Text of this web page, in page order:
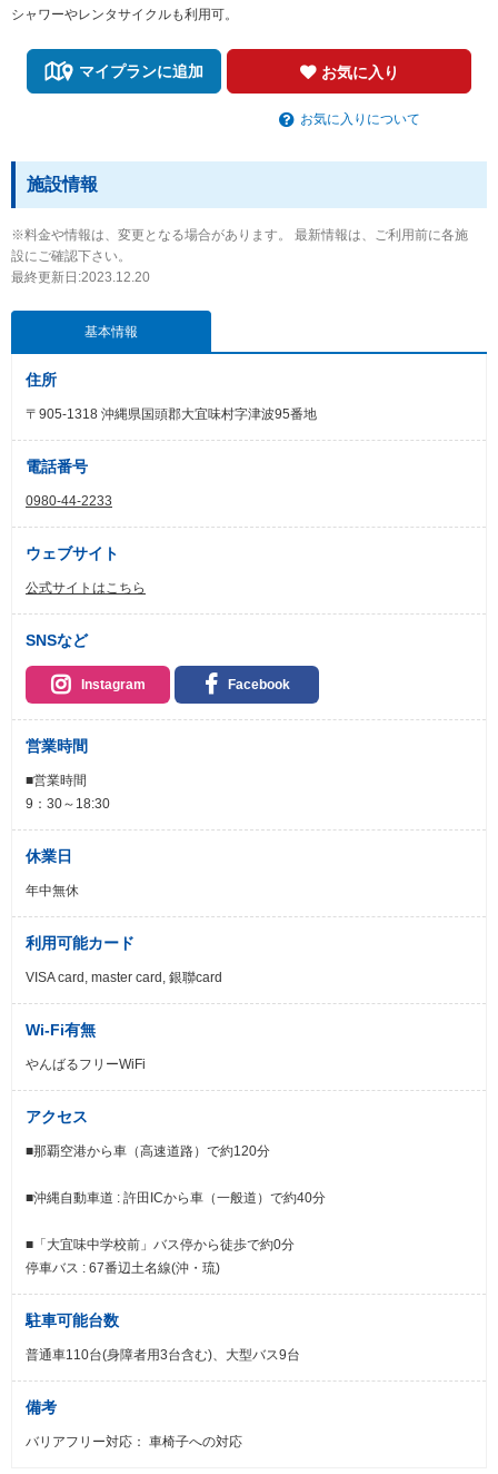
シャワーやレンタサイクルも利用可。
マイプランに追加 お気に入り
お気に入りについて
施設情報
※料金や情報は、変更となる場合があります。 最新情報は、ご利用前に各施
設にご確認下さい。
最終更新日:2023.12.20
基本情報
住所
〒905-1318 沖縄県国頭郡大宜味村字津波95番地
電話番号
0980-44-2233
ウェブサイト
公式サイトはこちら
SNSなど
Instagram Facebook
営業時間
■営業時間
9：30～18:30
休業日
年中無休
利用可能カード
VISA card, master card, 銀聯card
Wi-Fi有無
やんばるフリーWiFi
アクセス
■那覇空港から車（高速道路）で約120分
■沖縄自動車道 : 許田ICから車（一般道）で約40分
■「大宜味中学校前」バス停から徒歩で約0分
停車バス : 67番辺土名線(沖・琉)
駐車可能台数
普通車110台(身障者用3台含む)、大型バス9台
備考
バリアフリー対応： 車椅子への対応